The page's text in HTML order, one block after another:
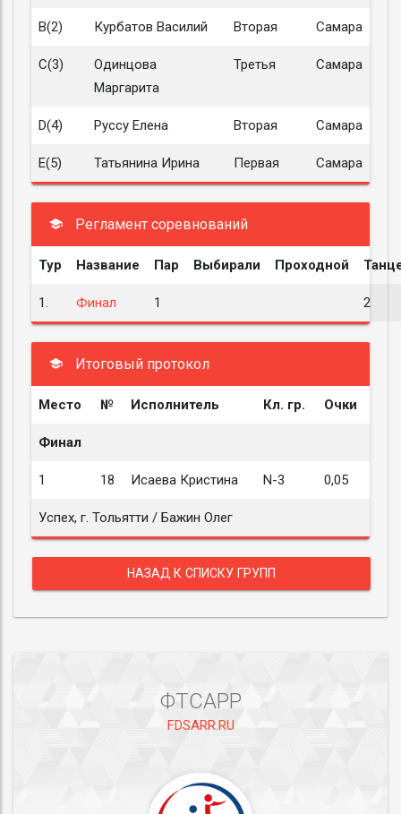
B(2) Курбатов Василий Вторая Самара
C(3)
Одинцова
Маргарита
Третья Самара
D(4) Руссу Елена Вторая Самара
E(5) Татьянина Ирина Первая Самара
Регламент соревнований
Тур Название Пар Выбирали Проходной
1. Финал 1 2
Итоговый протокол
Место № Исполнитель Кл. гр. Очки
Финал
1 18 Исаева Кристина N-3 0,05
Успех, г. Тольятти / Бажин Олег
НАЗАД К СПИСКУ ГРУПП
ФТСАРР
FDSARR.RU